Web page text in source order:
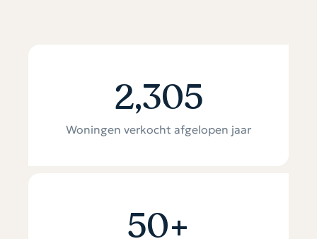
2,305
Woningen verkocht afgelopen jaar
50+